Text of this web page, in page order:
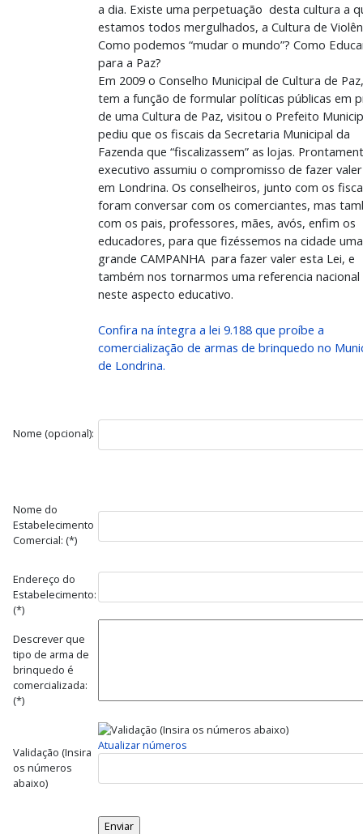
a dia. Existe uma perpetuação desta cultura a
estamos todos mergulhados, a Cultura de
Como podemos “mudar o mundo”? Como
para a Paz?
Em 2009 o Conselho Municipal de Cultura de
tem a função de formular políticas públicas em
de uma Cultura de Paz, visitou o Prefeito
pediu que os fiscais da Secretaria Municipal da
Fazenda que “fiscalizassem” as lojas.
executivo assumiu o compromisso de fazer
em Londrina. Os conselheiros, junto com os
foram conversar com os comerciantes, mas
com os pais, professores, mães, avós, enfim os
educadores, para que fizéssemos na cidade uma
grande CAMPANHA para fazer valer esta Lei, e
também nos tornarmos uma referencia nacional
neste aspecto educativo.
Confira na íntegra a lei 9.188 que proíbe a
comercialização de armas de brinquedo no
de Londrina.
Nome (opcional):
Nome do
Estabelecimento
Comercial: (*)
Endereço do
Estabelecimento:
(*)
Descrever que
tipo de arma de
brinquedo é
comercializada:
(*)
Validação (Insira
os números
abaixo)
Atualizar números